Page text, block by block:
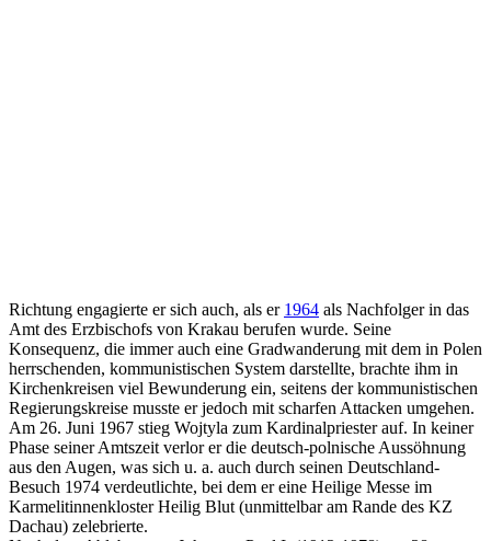
Richtung engagierte er sich auch, als er 1964 als Nachfolger in das
Amt des Erzbischofs von Krakau berufen wurde. Seine
Konsequenz, die immer auch eine Gradwanderung mit dem in Polen
herrschenden, kommunistischen System darstellte, brachte ihm in
Kirchenkreisen viel Bewunderung ein, seitens der kommunistischen
Regierungskreise musste er jedoch mit scharfen Attacken umgehen.
Am 26. Juni 1967 stieg Wojtyla zum Kardinalpriester auf. In keiner
Phase seiner Amtszeit verlor er die deutsch-polnische Aussöhnung
aus den Augen, was sich u. a. auch durch seinen Deutschland-
Besuch 1974 verdeutlichte, bei dem er eine Heilige Messe im
Karmelitinnenkloster Heilig Blut (unmittelbar am Rande des KZ
Dachau) zelebrierte.